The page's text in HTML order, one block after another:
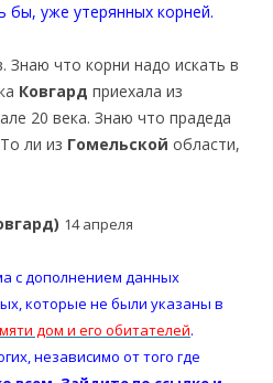
бы, уже утерянных корней.
Знаю что корни надо искать в
Ковгард приехала из
20 века. Знаю что прадеда
ли из Гомельской области,
14 апреля
с дополнением данных
которые не были указаны в
дом и его обитателей.
независимо от того где